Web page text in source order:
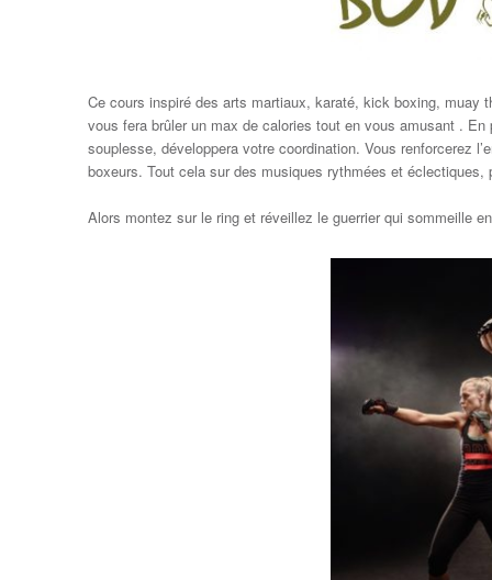
Ce cours inspiré des arts martiaux, karaté, kick boxing, muay
vous fera brûler un max de calories tout en vous amusant .
souplesse, développera votre coordination. Vous renforcerez
boxeurs. Tout cela sur des musiques rythmées et
Alors montez sur le ring et réveillez le guerrier qui sommeille